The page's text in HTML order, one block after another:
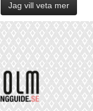
Jag vill veta mer